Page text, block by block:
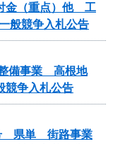
金（重点）他 工
般競争入札公告
整備事業 高根地
競争入札公告
県単 街路事業